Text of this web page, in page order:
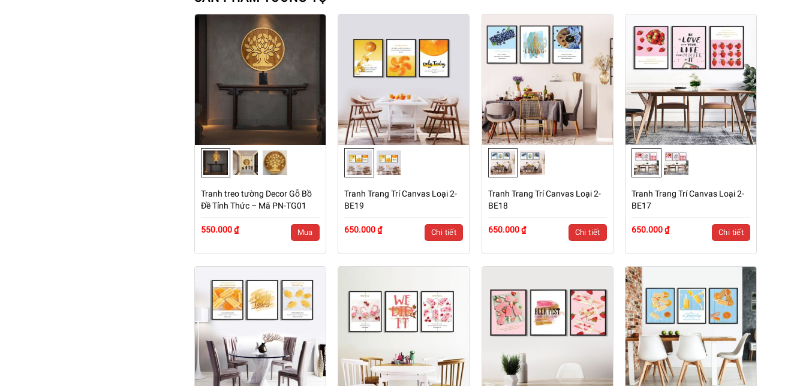
Tranh treo tường Decor Gỗ Bồ
Đề Tỉnh Thức – Mã PN-TG01
550.000 ₫ Mua
Tranh Trang Trí Canvas Loại 2-
BE19
650.000 ₫ Chi tiết
Tranh Trang Trí Canvas Loại 2-
BE18
650.000 ₫ Chi tiết
Tranh Trang Trí Canvas Loại 2-
BE17
650.000 ₫ Chi tiết